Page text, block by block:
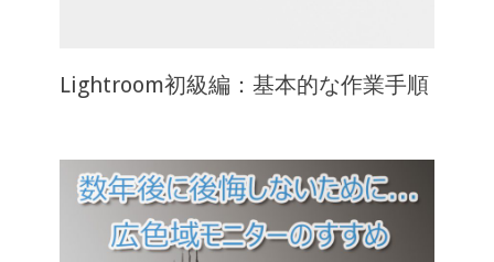
Lightroom初級編：基本的な作業手順